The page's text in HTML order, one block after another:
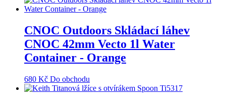
CNOC Outdoors Skládací láhev
CNOC 42mm Vecto 1l Water
Container - Orange
680 Kč Do obchodu